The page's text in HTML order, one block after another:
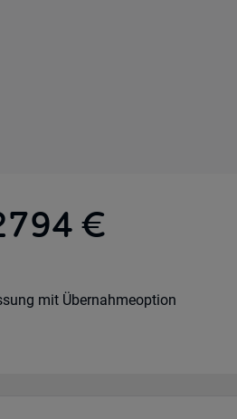
€
mit Übernahmeoption